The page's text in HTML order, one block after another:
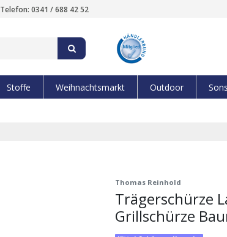
Telefon: 0341 / 688 42 52
Stoffe Weihnachtsmarkt Outdoor
Thomas Reinhold
Trägerschürze
Grillschürze